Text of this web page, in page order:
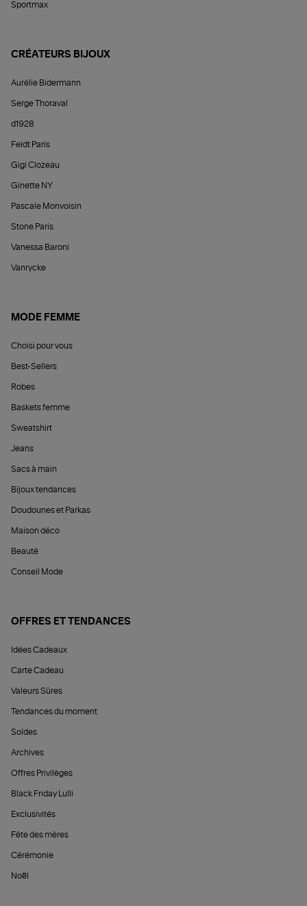
Sportmax
CRÉATEURS BIJOUX
Aurélie Bidermann
Serge Thoraval
d1928
Feidt Paris
Gigi Clozeau
Ginette NY
Pascale Monvoisin
Stone Paris
Vanessa Baroni
Vanrycke
MODE FEMME
Choisi pour vous
Best-Sellers
Robes
Baskets femme
Sweatshirt
Jeans
Sacs à main
Bijoux tendances
Doudounes et Parkas
Maison déco
Beauté
Conseil Mode
OFFRES ET TENDANCES
Idées Cadeaux
Carte Cadeau
Valeurs Sûres
Tendances du moment
Soldes
Archives
Offres Privilèges
Black Friday Lulli
Exclusivités
Fête des mères
Cérémonie
Noël